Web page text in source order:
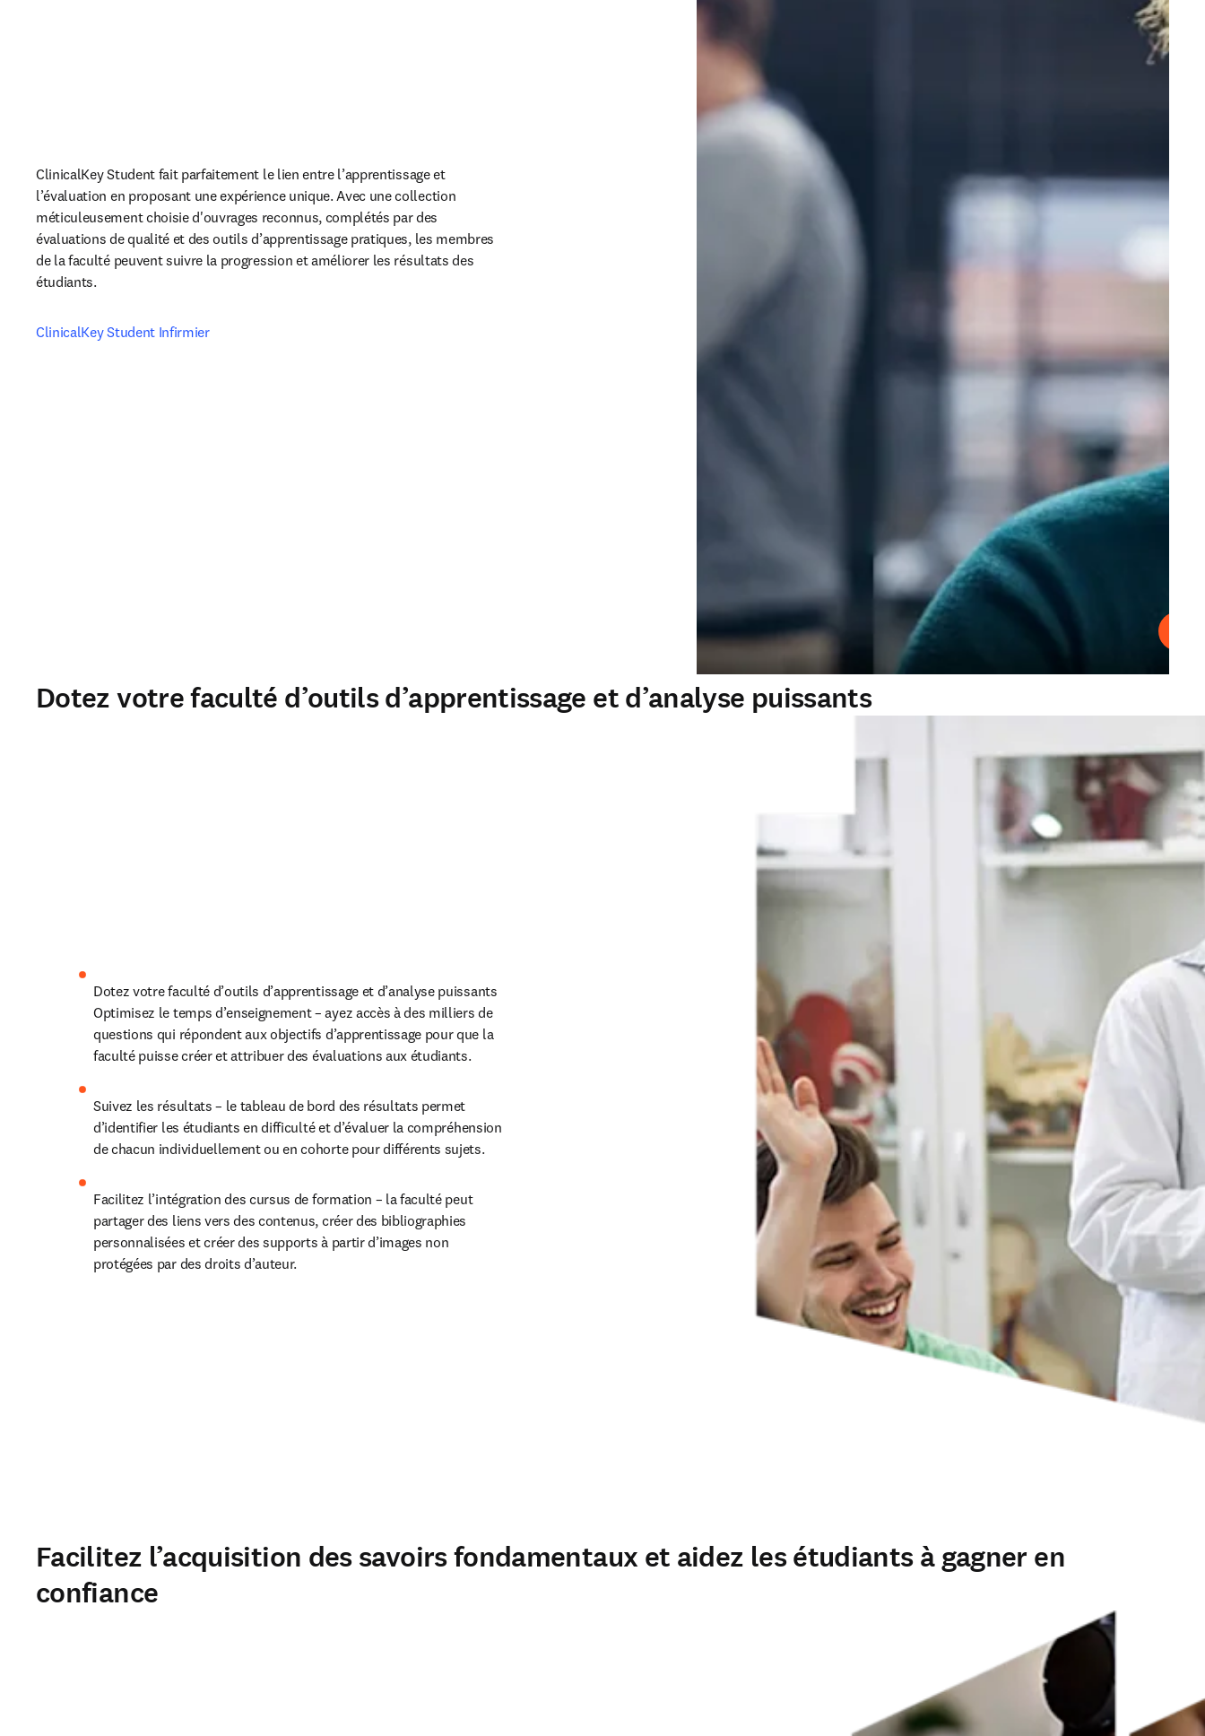
ClinicalKey Student fait parfaitement le lien entre l’apprentissage et
l’évaluation en proposant une expérience unique. Avec une collection
méticuleusement choisie d'ouvrages reconnus, complétés par des
évaluations de qualité et des outils d’apprentissage pratiques, les membres
de la faculté peuvent suivre la progression et améliorer les résultats des
étudiants.
ClinicalKey Student Infirmier
Dotez votre faculté d’outils d’apprentissage et d’analyse puissants
Dotez votre faculté d’outils d’apprentissage et d’analyse puissants
Optimisez le temps d’enseignement – ayez accès à des milliers de
questions qui répondent aux objectifs d’apprentissage pour que la
faculté puisse créer et attribuer des évaluations aux étudiants.
Suivez les résultats – le tableau de bord des résultats permet
d’identifier les étudiants en difficulté et d’évaluer la compréhension
de chacun individuellement ou en cohorte pour différents sujets.
Facilitez l’intégration des cursus de formation – la faculté peut
partager des liens vers des contenus, créer des bibliographies
personnalisées et créer des supports à partir d’images non
protégées par des droits d’auteur.
Facilitez l’acquisition des savoirs fondamentaux et aidez les étudiants à gagner en
confiance